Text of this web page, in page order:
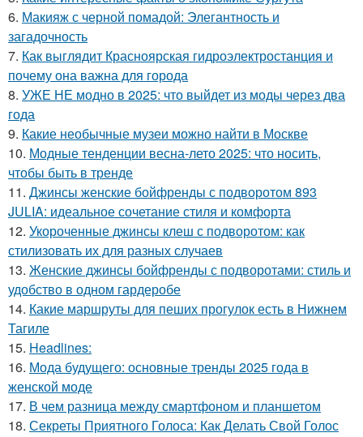
6. Макияж с черной помадой: Элегантность и
загадочность
7. Как выглядит Красноярская гидроэлектростанция и
почему она важна для города
8. УЖЕ НЕ модно в 2025: что выйдет из моды через два
года
9. Какие необычные музеи можно найти в Москве
10. Модные тенденции весна-лето 2025: что носить,
чтобы быть в тренде
11. Джинсы женские бойфренды с подворотом 893
JULIA: идеальное сочетание стиля и комфорта
12. Укороченные джинсы клеш с подворотом: как
стилизовать их для разных случаев
13. Женские джинсы бойфренды с подворотами: стиль и
удобство в одном гардеробе
14. Какие маршруты для пеших прогулок есть в Нижнем
Тагиле
15. Headlines:
16. Мода будущего: основные тренды 2025 года в
женской моде
17. В чем разница между смартфоном и планшетом
18. Секреты Приятного Голоса: Как Делать Свой Голос